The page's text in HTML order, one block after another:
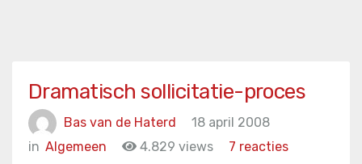
Dramatisch sollicitatie-proces
Bas van de Haterd
18 april 2008
in Algemeen 4.829 views 7 reacties